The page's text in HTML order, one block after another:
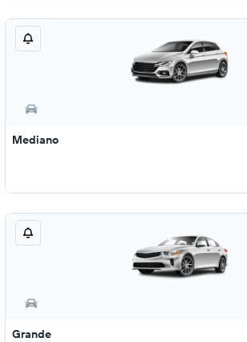
Mediano
Grande